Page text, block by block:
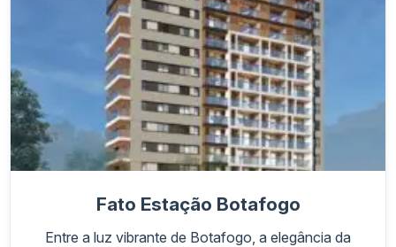
Fato Estação Botafogo
Entre a luz vibrante de Botafogo, a elegância da